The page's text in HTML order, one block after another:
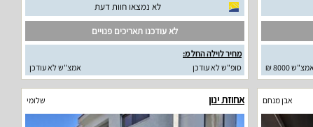
אמצ"ש 8000 ₪
לא נמצאו חוות דעת
לא עודכנו תאריכים פנויים
מחיר לוילה החל מ:
סופ"ש לא עודכן
אמצ"ש לא עודכן
אבן מנחם אחוזת ינון שלומי